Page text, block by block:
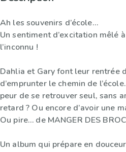
Ah les souvenirs d’école…
Un sentiment d’excitation mêlé
l’inconnu !
Dahlia et Gary font leur rentrée
d’emprunter le chemin de
peur de se retrouver seul, sans
retard ? Ou encore d’avoir une
Ou pire… de MANGER DES
Un album qui prépare en